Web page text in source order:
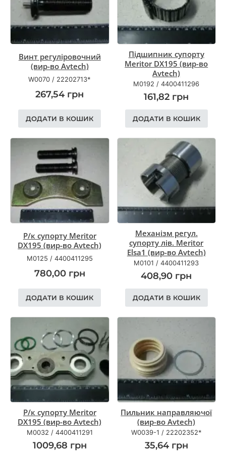
Винт регуліровочний
(вир-во Avtech)
W0070 / 22202713*
267,54 грн
ДОДАТИ В КОШИК
Підшипник супорту
Meritor DX195 (вир-во
Avtech)
M0192 /4400411296
161,82 грн
ДОДАТИ В КОШИК
Р/к супорту Meritor
DX195 (вир-во Avtech)
M0125 / 4400411295
780,00 грн
ДОДАТИ В КОШИК
Механізм регул.
супорту лів. Meritor
Elsa1 (вир-во Avtech)
M0101 /4400411293
408,90 грн
ДОДАТИ В КОШИК
Р/к супорту Meritor
DX195 (вир-во Avtech)
M0032 / 4400411291
1009,68 грн
Пильник направляючої
(вир-во Avtech)
W0039-1 / 22202352*
35,64 грн